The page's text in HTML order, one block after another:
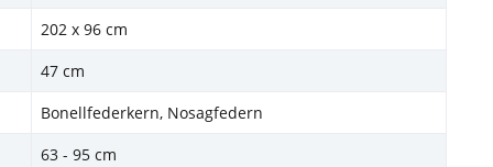
202 x 96 cm
47 cm
Bonellfederkern, Nosagfedern
63 - 95 cm